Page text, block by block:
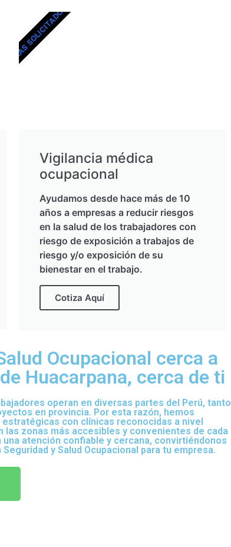
Vigilancia médica
ocupacional
Ayudamos desde hace más de 10
años a empresas a reducir riesgos
en la salud de los trabajadores con
riesgo de exposición a trabajos de
riesgo y/o exposición de su
bienestar en el trabajo.
Cotiza Aquí
MÁS SOLICITADOS
Ocupacional cerca a
Huacarpana, cerca de ti
operan en diversas partes del Perú, tanto
en provincia. Por esta razón, hemos
con clínicas reconocidas a nivel
las zonas más accesibles y convenientes de cada
una atención confiable y cercana, convirtiéndonos
Seguridad y Salud Ocupacional para tu empresa.